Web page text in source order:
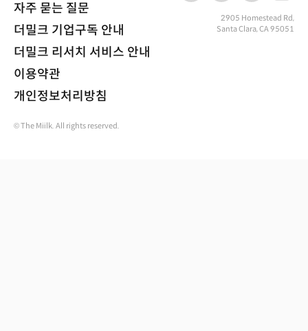
자주 묻는 질문
더밀크 기업구독 안내
더밀크 리서치 서비스 안내
이용약관
개인정보처리방침
2905 Homestead Rd,
Santa Clara, CA 95051
© The Miilk. All rights reserved.